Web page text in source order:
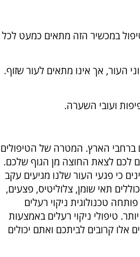
במכשיר הזה מתאים כמעט לכל
העור, אך אינו מתאים לעור שזוף.
ועובי השערה.
ברחבי הארץ. המטרה של הטיפולים
לכם לצאת החוצה מן הגוף שלכם.
כי פגעי העור שלנו מגיעים עקב
תאי שומן, צלוליטיס, פצעים,
טכנולוגית ניקוי רעלים
טיפולי ניקוי רעלים באמצעות
אלו קרובים לביתכם ואתם יכולים